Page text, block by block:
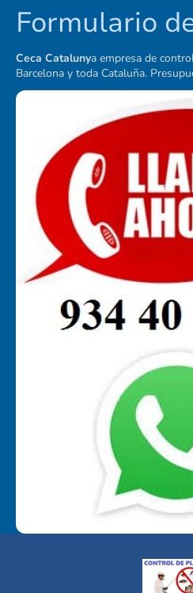
Formulario
Ceca Catalunya empresa de
Barcelona y toda Cataluña.